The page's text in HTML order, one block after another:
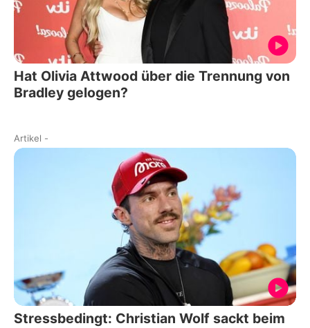
Hat Olivia Attwood über die Trennung von
Bradley gelogen?
Artikel -
Stressbedingt: Christian Wolf sackt beim